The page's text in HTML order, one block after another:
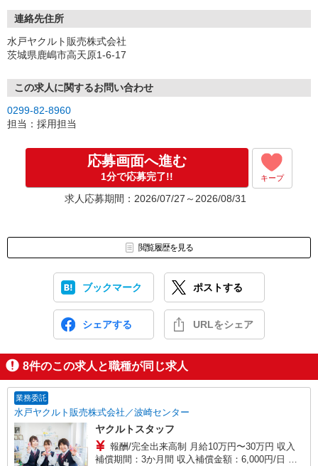
■．応募
内容を確認し、3営業日以内には、面接のご連絡をします。
■．面接（1回）
ご不明点や不安な点を解消しながら、フランクにできればと思って
ます。
■．内定・採用
連絡先住所
水戸ヤクルト販売株式会社
茨城県鹿嶋市高天原1-6-17
この求人に関するお問い合わせ
0299-82-8960
担当：採用担当
応募画面へ進む
1分で応募完了!! キープ
求人応募期間：2026/07/27～2026/08/31
閲覧履歴を見る
ブックマーク ポストする
シェアする URLをシェア
8件のこの求人と職種が同じ求人
業務委託
水戸ヤクルト販売株式会社／波崎センター
ヤクルトスタッフ
報酬/完全出来高制 月給10万円〜30万円 収入
補償期間：3か月間 収入補償金額：6,000円/日 全